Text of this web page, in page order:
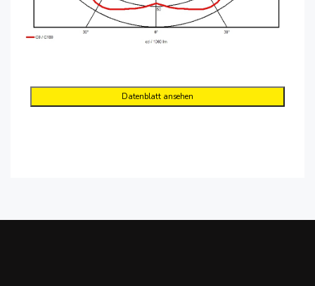
Datenblatt ansehen